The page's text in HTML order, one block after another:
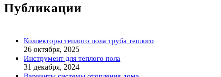
Публикации
Коллекторы теплого пола труба теплого
26 октября, 2025
Инструмент для теплого пола
31 декабря, 2024